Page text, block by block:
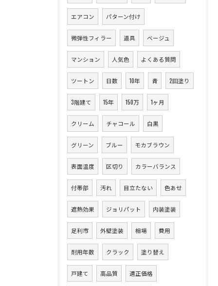
エアコン パターン付け
微弾性フィラー 道具 ベージュ
マンション 人気色 よくある質問
ツートン 日数 10年 青 2回塗り
3階建て 15年 150万 1ヶ月
クリーム チャコール 白黒
グリーン ブルー モカブラウン
表面温度 区切り カラーバランス
付帯部 汚れ 目立たない 色あせ
遮熱効果 ジョリパット 内装塗装
足利市 外壁塗装 相場 費用
耐用年数 クラック 塗り替え
戸建て 高品質 適正価格